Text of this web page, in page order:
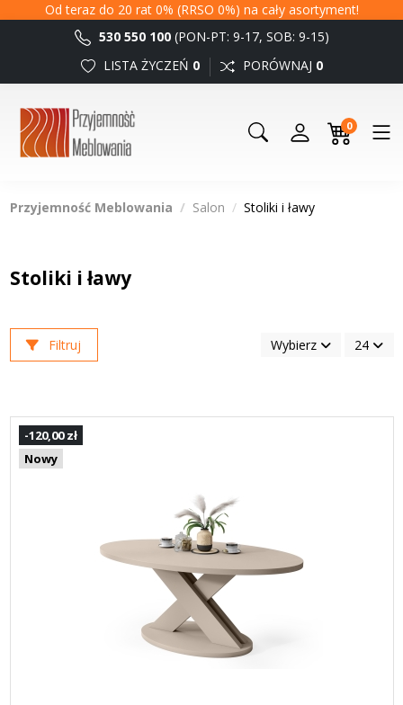
Od teraz do 20 rat 0% (RRSO 0%) na cały asortyment!
530 550 100 (PON-PT: 9-17, SOB: 9-15)
LISTA ŻYCZEŃ 0 PORÓWNAJ 0
0
Przyjemność Meblowania Salon Stoliki i ławy
Stoliki i ławy
Filtruj Wybierz 24
-120,00 zł
Nowy